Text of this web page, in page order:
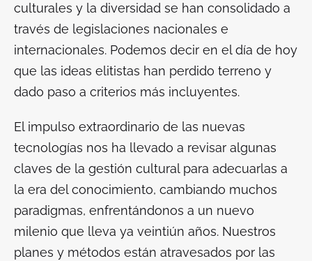
culturales y la diversidad se han consolidado a
través de legislaciones nacionales e
internacionales. Podemos decir en el día de hoy
que las ideas elitistas han perdido terreno y
dado paso a criterios más incluyentes.
El impulso extraordinario de las nuevas
tecnologías nos ha llevado a revisar algunas
claves de la gestión cultural para adecuarlas a
la era del conocimiento, cambiando muchos
paradigmas, enfrentándonos a un nuevo
milenio que lleva ya veintiún años. Nuestros
planes y métodos están atravesados por las